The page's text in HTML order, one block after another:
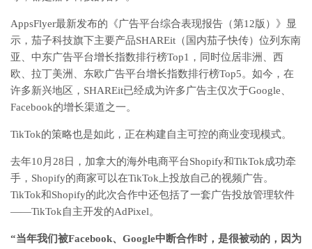
AppsFlyer最新发布的《广告平台综合表现报告（第12版）》显
示，茄子科技旗下主要产品SHAREit（国内茄子快传）位列东南
亚、中东广告平台增长指数排行榜Top1，同时位居非洲、西
欧、拉丁美洲、东欧广告平台增长指数排行榜Top5。如今，在
许多新兴地区，SHAREit已经成为许多广告主仅次于Google、
Facebook的增长渠道之一。
TikTok的策略也是如此，正在构建自主可控的商业变现模式。
去年10月28日，加拿大的海外电商平台Shopify和TikTok成功牵
手，Shopify的商家可以在TikTok上投放自己的视频广告。
TikTok和Shopify的此次合作中还包括了一套广告投放管理软件
——TikTok自主开发的AdPixel。
“当年我们被Facebook、Google中断合作时，是很被动的，因为